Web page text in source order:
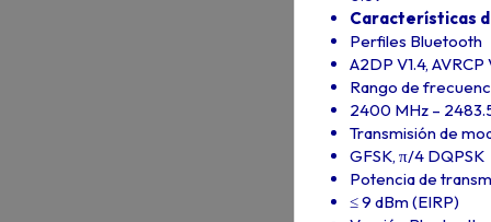
Características
Perfiles Bluetooth
A2DP V1.4, AVRCP
Rango de
2400 MHz –
Transmisión de
GFSK, π/4 DQPSK
Potencia de
≤ 9 dBm (EIRP)